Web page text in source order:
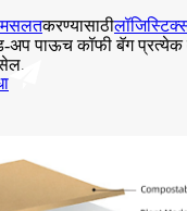
करण्यासाठी
अप पाऊच कॉफी बॅग प्रत्येक